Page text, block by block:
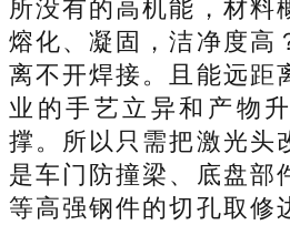
所没有的高机能，材料
熔化、凝固，洁净度高
离不开焊接。且能远距
业的手艺立异和产物
撑。所以只需把激光头
是车门防撞梁、底盘部
等高强钢件的切孔取修